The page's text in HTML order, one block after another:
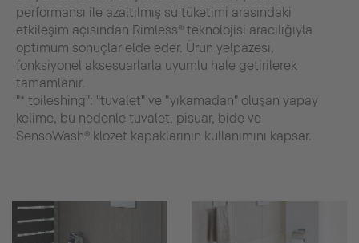
performansı ile azaltılmış su tüketimi arasındaki
etkileşim açısından Rimless® teknolojisi aracılığıyla
optimum sonuçlar elde eder. Ürün yelpazesi,
fonksiyonel aksesuarlarla uyumlu hale getirilerek
tamamlanır.
"* toileshing": "tuvalet" ve "yıkamadan" oluşan yapay
kelime, bu nedenle tuvalet, pisuar, bide ve
SensoWash® klozet kapaklarının kullanımını kapsar.